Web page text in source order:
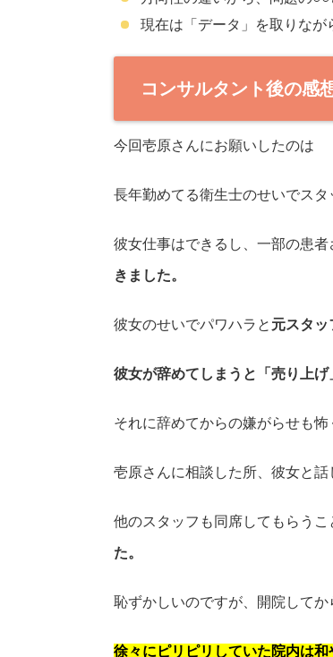
現在は「データ」を取りなが
コンサルタント後の感
今回壱原さんにお願いしたのは
長年勤めてる衛生士のせいでスタ
彼女仕事はできるし、一部の患
きました。
彼女のせいでパワハラと 元スタッ
彼女が辞めてしまうと「売り上
それに辞めてからの嫌がらせも怖
壱原さんに相談した所、彼女と
他のスタッフも同席してもらうこ
た。
恥ずかしいのですが、開院して
徐々にピリピリしていた院内は